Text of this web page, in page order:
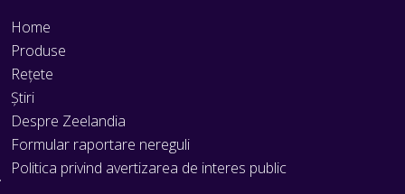
Home
Produse
Rețete
Știri
Despre Zeelandia
Formular raportare nereguli
Politica privind avertizarea de interes public